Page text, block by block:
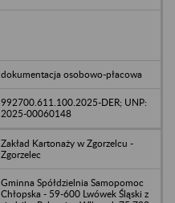
dokumentacja osobowo-płacowa
992700.611.100.2025-DER; UNP:
2025-00060148
Zakład Kartonaży w Zgorzelcu -
Zgorzelec
Gminna Spółdzielnia Samopomoc
Chłopska - 59-600 Lwówek Śląski z